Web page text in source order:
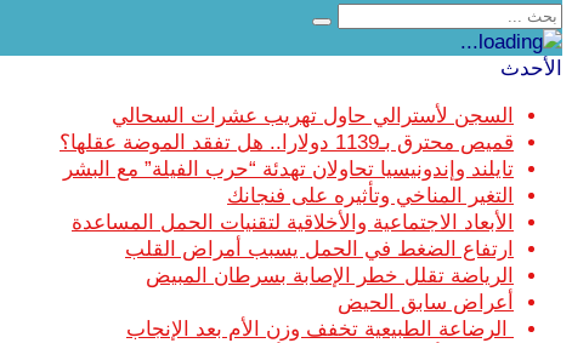
الأحدث
السجن لأسترالي حاول تهريب عشرات السحالي
قميص محترق بـ1139 دولارا.. هل تفقد الموضة عقلها؟
تايلند وإندونيسيا تحاولان تهدئة “حرب الفيلة” مع البشر
التغير المناخي وتأثيره على فنجانك
الأبعاد الاجتماعية والأخلاقية لتقنيات الحمل المساعدة
ارتفاع الضغط في الحمل يسبب أمراض القلب
الرياضة تقلل خطر الإصابة بسرطان المبيض
أعراض سابق الحيض
الرضاعة الطبيعية تخفف وزن الأم بعد الإنجاب